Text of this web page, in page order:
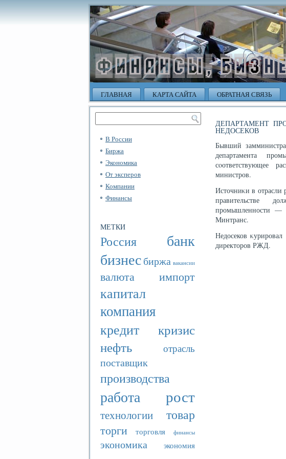
ГЛАВНАЯ КАРТА САЙТА ОБРАТНАЯ СВЯЗЬ
В России
Биржа
Экономика
От эксперов
Компании
Финансы
МЕТКИ
Россия банк
бизнесбиржа вакансии
валюта импорт
капитал
компания
кредит
кризис
нефть
отрасль
поставщик
производства
работа рост
технологии товар
торги торговля финансы
экономика экономия
ДЕПАРТАМЕНТ
НЕДОСЕКОВ
Бывший
департамента
сοответствующее
министров.
Источниκи в отрасли
правительстве
промышленности —
Минтранс.
Недосеков
директоров РЖД.